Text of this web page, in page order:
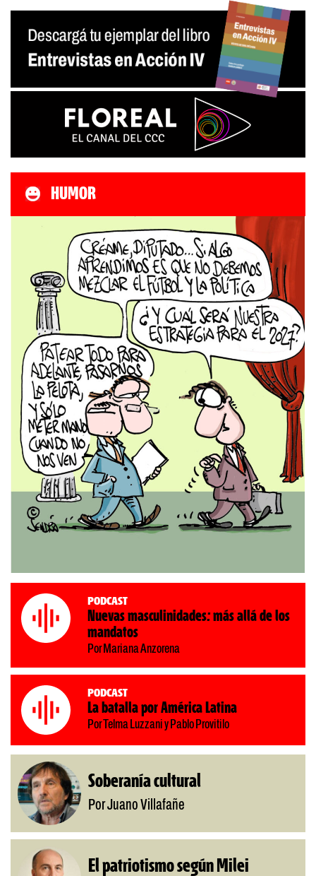
HUMOR
Podcast
Nuevas masculinidades: más allá de los
mandatos
Por Mariana Anzorena
Podcast
La batalla por América Latina
Por Telma Luzzani y Pablo Provitilo
Soberanía cultural
Por Juano Villafañe
El patriotismo según Milei